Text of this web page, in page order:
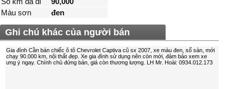
Màu sơn
đen
Ghi chú khác của người bán